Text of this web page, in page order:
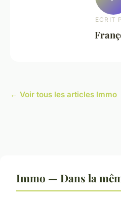
ECRIT
← Voir tous les articles Immo
Immo — Dans la